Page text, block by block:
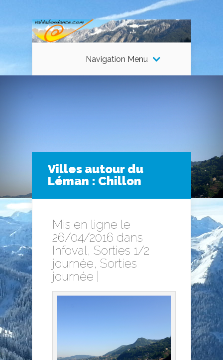
Navigation Menu
Villes autour du
Léman : Chillon
Mis en ligne le
26/04/2016 dans
Infoval , Sorties 1/2
journée, Sorties
journée